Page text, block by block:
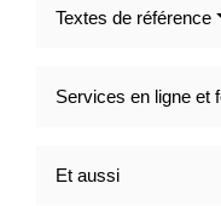
Textes de référence
Services en ligne et
Et aussi